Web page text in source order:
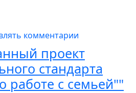
«Вестник практической
комментарии
проект
стандарта
работе с семьей""